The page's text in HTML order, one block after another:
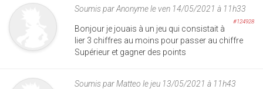
Soumis parAnonymele ven 14/05/2021 à 11h33
#124928
Bonjour je jouais à un jeu qui consistait à
lier 3 chiffres au moins pour passer au chiffre
Supérieur et gagner des points
Soumis parMatteo le jeu 13/05/2021 à 11h43